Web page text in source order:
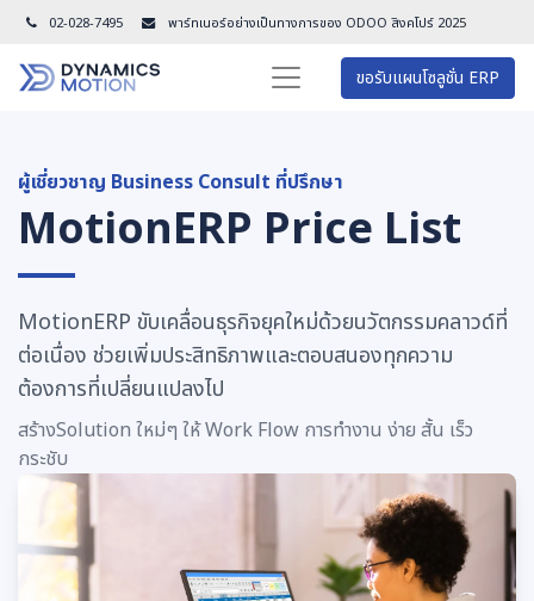
02-028-7495 พาร์ทเนอร์อย่างเป็นทางการของ ODOO สิงคโปร์ 2025
ขอรับแผนโซลูชั่น ERP
ผู้เชี่ยวชาญ Business Consult ที่ปรึกษา
MotionERP Price List
MotionERP ขับเคลื่อนธุรกิจยุคใหม่ด้วยนวัตกรรมคลาวด์ที่
ต่อเนื่อง ช่วยเพิ่มประสิทธิภาพและตอบสนองทุกความ
ต้องการที่เปลี่ยนแปลงไป
สร้างSolution ใหม่ๆ ให้ Work Flow การทำงาน ง่าย สั้น เร็ว
กระชับ